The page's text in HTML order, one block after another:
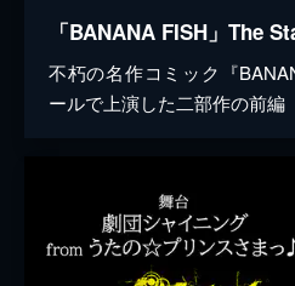
「BANANA FISH」The
不朽の名作コミック『
ールで上演した二部作の前編